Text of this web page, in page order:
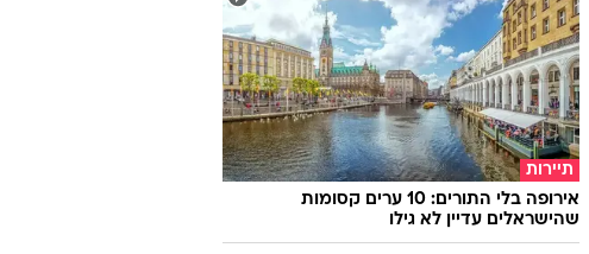
תיירות
אירופה בלי התורים: 10 ערים קסומות
שהישראלים עדיין לא גילו